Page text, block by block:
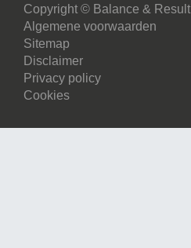
Copyright © Balance & Result
Algemene voorwaarden
Sitemap
Disclaimer
Privacy policy
Cookies